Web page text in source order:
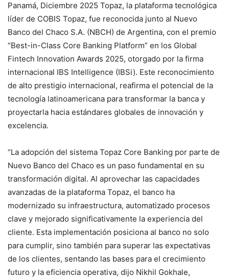
Panamá, Diciembre 2025 Topaz, la plataforma tecnológica
líder de COBIS Topaz, fue reconocida junto al Nuevo
Banco del Chaco S.A. (NBCH) de Argentina, con el premio
“Best-in-Class Core Banking Platform” en los Global
Fintech Innovation Awards 2025, otorgado por la firma
internacional IBS Intelligence (IBSi). Este reconocimiento
de alto prestigio internacional, reafirma el potencial de la
tecnología latinoamericana para transformar la banca y
proyectarla hacia estándares globales de innovación y
excelencia.
“La adopción del sistema Topaz Core Banking por parte de
Nuevo Banco del Chaco es un paso fundamental en su
transformación digital. Al aprovechar las capacidades
avanzadas de la plataforma Topaz, el banco ha
modernizado su infraestructura, automatizado procesos
clave y mejorado significativamente la experiencia del
cliente. Esta implementación posiciona al banco no solo
para cumplir, sino también para superar las expectativas
de los clientes, sentando las bases para el crecimiento
futuro y la eficiencia operativa, dijo Nikhil Gokhale,